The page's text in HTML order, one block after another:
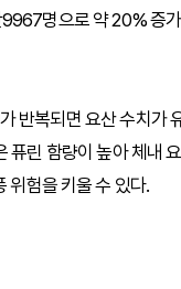
명으로 약 20% 증
반복되면 요산 수치가
퓨린 함량이 높아 체내
위험을 키울 수 있다.